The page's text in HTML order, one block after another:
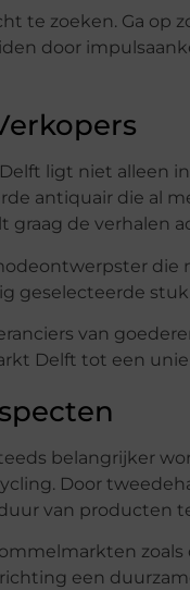
te zoeken. Ga op
door
ligt niet alleen
antiquair die al
graag de verhalen
geselecteerde
van
Delft tot een
belangrijker
Door
van producten
zoals
een